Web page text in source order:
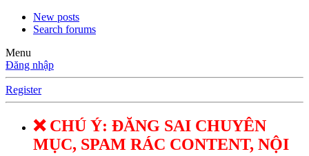
New posts
Search forums
Menu
Đăng nhập
Register
❌ CHÚ Ý: ĐĂNG SAI CHUYÊN
MỤC, SPAM RÁC CONTENT, NỘI